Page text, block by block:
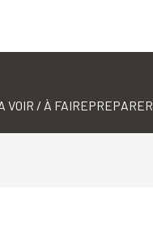
VOIR / À FAIREPREPARER